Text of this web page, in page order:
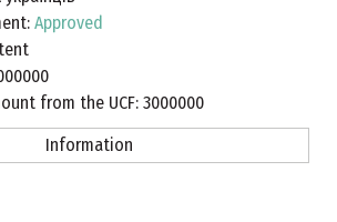
Approved
from the UCF: 3000000
Information